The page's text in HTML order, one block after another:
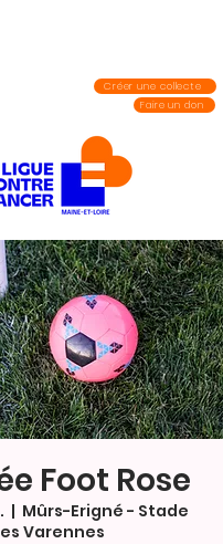
Créer une collecte
Faire un don
Foot Rose
  |
Mûrs-Erigné - Stade
Varennes